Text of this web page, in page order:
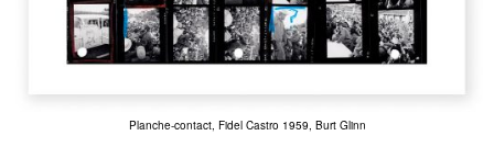
Planche-contact, Fidel Castro 1959, Burt Glinn